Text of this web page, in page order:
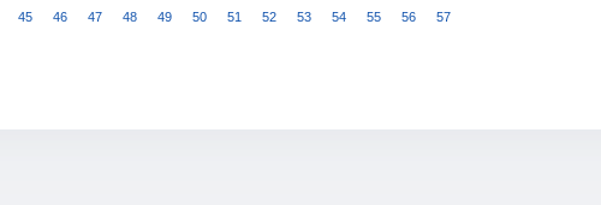
45 46 47 48 49 50 51 52 53 54 55 56 57